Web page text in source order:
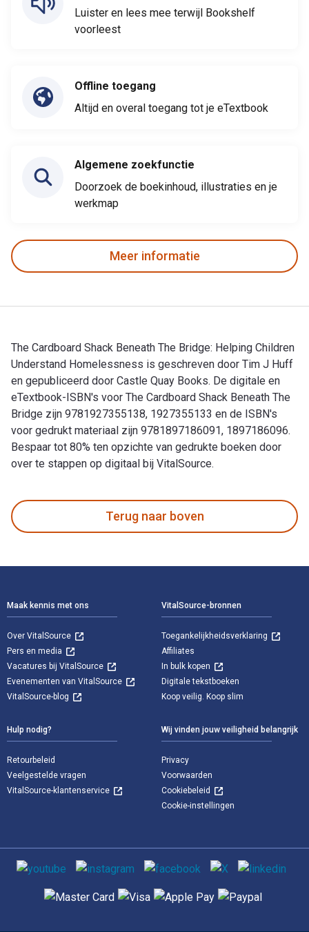
Luister en lees mee terwijl Bookshelf
voorleest
Offline toegang
Altijd en overal toegang tot je eTextbook
Algemene zoekfunctie
Doorzoek de boekinhoud, illustraties en je
werkmap
Meer informatie
The Cardboard Shack Beneath The Bridge: Helping Children
Understand Homelessness is geschreven door Tim J Huff
en gepubliceerd door Castle Quay Books. De digitale en
eTextbook-ISBN's voor The Cardboard Shack Beneath The
Bridge zijn 9781927355138, 1927355133 en de ISBN's
voor gedrukt materiaal zijn 9781897186091, 1897186096.
Bespaar tot 80% ten opzichte van gedrukte boeken door
over te stappen op digitaal bij VitalSource.
Terug naar boven
Maak kennis met ons
Over VitalSource
Pers en media
Vacatures bij VitalSource
Evenementen van VitalSource
VitalSource-blog
VitalSource-bronnen
Toegankelijkheidsverklaring
Affiliates
In bulk kopen
Digitale tekstboeken
Koop veilig. Koop slim
Hulp nodig?
Retourbeleid
Veelgestelde vragen
VitalSource-klantenservice
Wij vinden jouw veiligheid belangrijk
Privacy
Voorwaarden
Cookiebeleid
Cookie-instellingen
Sociale media
Ondersteunde betaalmethoden